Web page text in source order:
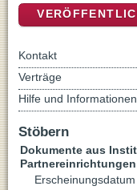
Kontakt
Verträge
Hilfe und Informationen
Stöbern
Dokumente aus
Partnereinrichtungen
Erscheinungsdatum